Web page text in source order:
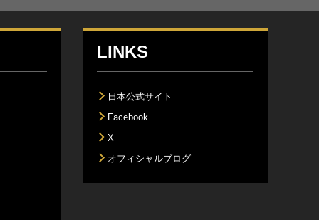
LINKS
日本公式サイト
Facebook
X
オフィシャルブログ